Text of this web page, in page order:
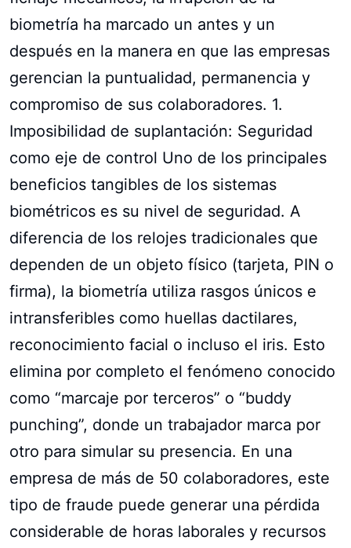
biometría ha marcado un antes y un
después en la manera en que las empresas
gerencian la puntualidad, permanencia y
compromiso de sus colaboradores. 1.
Imposibilidad de suplantación: Seguridad
como eje de control Uno de los principales
beneficios tangibles de los sistemas
biométricos es su nivel de seguridad. A
diferencia de los relojes tradicionales que
dependen de un objeto físico (tarjeta, PIN o
firma), la biometría utiliza rasgos únicos e
intransferibles como huellas dactilares,
reconocimiento facial o incluso el iris. Esto
elimina por completo el fenómeno conocido
como “marcaje por terceros” o “buddy
punching”, donde un trabajador marca por
otro para simular su presencia. En una
empresa de más de 50 colaboradores, este
tipo de fraude puede generar una pérdida
considerable de horas laborales y recursos